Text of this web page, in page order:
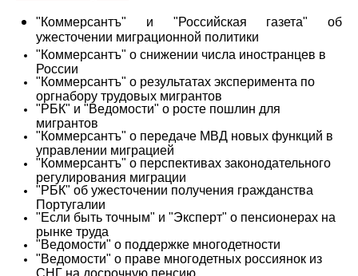
"Коммерсантъ" и "Российская газета" об
ужесточении миграционной политики
"Коммерсантъ" о снижении числа иностранцев в
России
"Коммерсантъ" о результатах эксперимента по
оргнабору трудовых мигрантов
"РБК" и "Ведомости" о росте пошлин для
мигрантов
"Коммерсантъ" о передаче МВД новых функций в
управлении миграцией
"Коммерсантъ" о перспективах законодательного
регулирования миграции
"РБК" об ужесточении получения гражданства
Португалии
"Если быть точным" и "Эксперт" о пенсионерах на
рынке труда
"Ведомости" о поддержке многодетности
"Ведомости" о праве многодетных россиянок из
СНГ на досрочную пенсию